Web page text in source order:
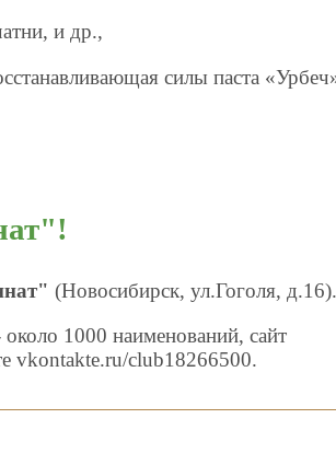
и др.,
силы паста
(Новосибирск, ул.Гоголя, д.16).
1000 наименований, сайт
vkontakte.ru/club18266500.